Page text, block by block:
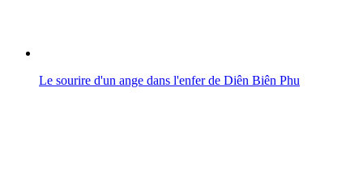
Le sourire d'un ange dans l'enfer de Diên Biên Phu